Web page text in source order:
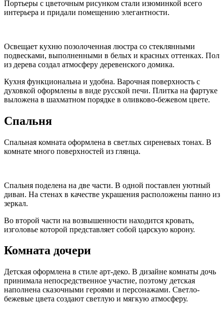
Портьеры с цветочным рисунком стали изюминкой всего
интерьера и придали помещению элегантности.
Освещает кухню позолоченная люстра со стеклянными
подвесками, выполненными в белых и красных оттенках. Пол
из дерева создал атмосферу деревенского домика.
Кухня функциональна и удобна. Варочная поверхность с
духовкой оформлены в виде русской печи. Плитка на фартуке
выложена в шахматном порядке в оливково-бежевом цвете.
Спальня
Спальная комната оформлена в светлых сиреневых тонах. В
комнате много поверхностей из глянца.
Спальня поделена на две части. В одной поставлен уютный
диван. На стенах в качестве украшения расположены панно из
зеркал.
Во второй части на возвышенности находится кровать,
изголовье которой представляет собой царскую корону.
Комната дочери
Детская оформлена в стиле арт-деко. В дизайне комнаты дочь
принимала непосредственное участие, поэтому детская
наполнена сказочными героями и персонажами. Светло-
бежевые цвета создают светлую и мягкую атмосферу.